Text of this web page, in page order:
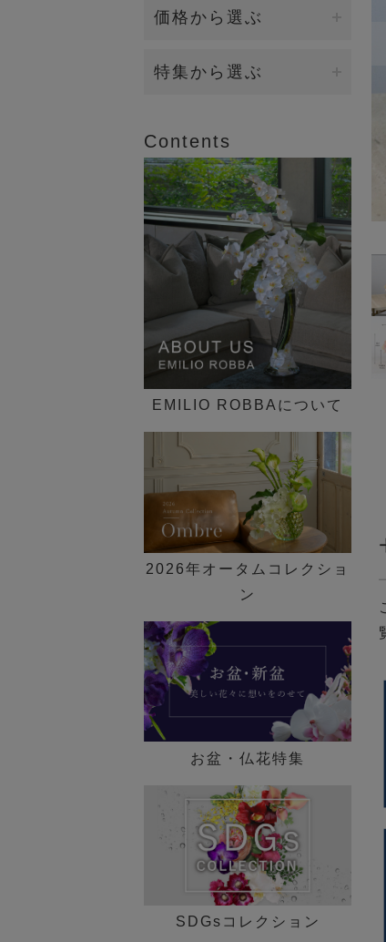
ローズ（バラ）
ロータス（睡蓮)
ピオニー(芍薬)
グリーン(観葉植物)
その他
新築祝い・引越し祝い
結婚祝い・内祝い
歓迎会ギフト
送別会・退職祝い
法人ギフト
シーン一覧 ►
エントランス
インテリア一覧
►
イリュージョンフラワー
香りつきアレンジ
花束・ブーケ
ギフトケース付き
デザイン一覧 ►
価格から選ぶ
5,000円～9,999円
20,000円～
30,000円～
50,000円～
100,000円～
価格一覧 ►
特集から選ぶ
2026年サマーコレクション
新定番の贈り花「胡蝶蘭 特
集」
SDGs COLLECTION
胡蝶蘭(ファレノプシス)のア
ートフラワー特集
ブライダルコレクション
観葉植物セミオーダー
イリュージョンフラワー特集
【胡蝶蘭】贈答品特集
歓迎会ギフト特集
送別会・退職祝い特集
法人ギフト特集
メモリアル コレクション
特集一覧 ►
Contents
EMILIO ROBBAについて
2026年オータムコレクショ
ン
お盆・仏花特集
SDGsコレクション